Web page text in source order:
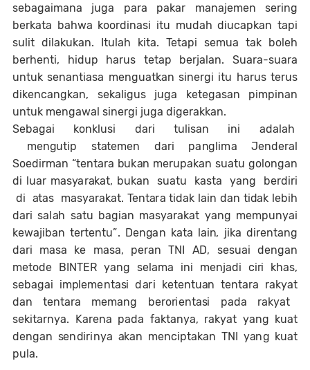
sebagaimana juga para pakar manajemen sering
berkata bahwa koordinasi itu mudah diucapkan tapi
sulit dilakukan. Itulah kita. Tetapi semua tak boleh
berhenti, hidup harus tetap berjalan. Suara-suara
untuk senantiasa menguatkan sinergi itu harus terus
dikencangkan, sekaligus juga ketegasan pimpinan
untuk mengawal sinergi juga digerakkan.
Sebagai konklusi dari tulisan ini adalah
mengutip statemen dari panglima Jenderal
Soedirman “tentara bukan merupakan suatu golongan
di luar masyarakat, bukan suatu kasta yang berdiri
di atas masyarakat. Tentara tidak lain dan tidak lebih
dari salah satu bagian masyarakat yang mempunyai
kewajiban tertentu”. Dengan kata lain, jika direntang
dari masa ke masa, peranTNI AD, sesuai dengan
metode BINTER yangselama ini menjadi ciri khas,
sebagai implementasidari ketentuan tentara rakyat
dan tentara memang berorientasi pada rakyat
sekitarnya. Karena pada faktanya, rakyat yang kuat
dengan sendirinya akan menciptakan TNI yang kuat
pula.